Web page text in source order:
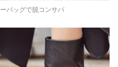
バッグで脱コンサバ